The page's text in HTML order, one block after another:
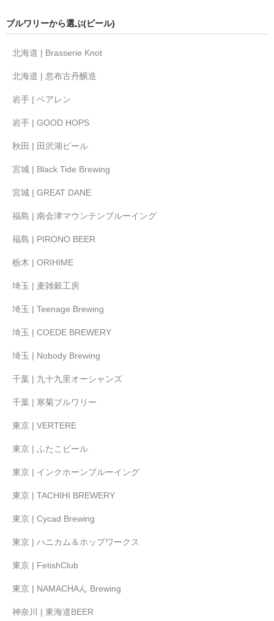
ブルワリーから選ぶ(ビール)
北海道 | Brasserie Knot
北海道 | 忽布古丹醸造
岩手 | ベアレン
岩手 | GOOD HOPS
秋田 | 田沢湖ビール
宮城 | Black Tide Brewing
宮城 | GREAT DANE
福島 | 南会津マウンテンブルーイング
福島 | PIRONO BEER
栃木 | ORIHIME
埼玉 | 麦雑穀工房
埼玉 | Teenage Brewing
埼玉 | COEDE BREWERY
埼玉 | Nobody Brewing
千葉 | 九十九里オーシャンズ
千葉 | 寒菊ブルワリー
東京 | VERTERE
東京 | ふたこビール
東京 | インクホーンブルーイング
東京 | TACHIHI BREWERY
東京 | Cycad Brewing
東京 | ハニカム＆ホップワークス
東京 | FetishClub
東京 | NAMACHAん Brewing
神奈川 | 東海道BEER